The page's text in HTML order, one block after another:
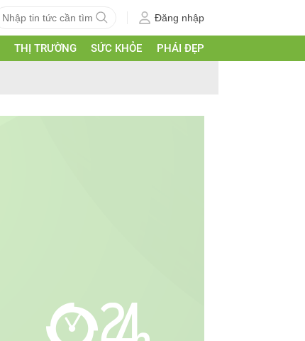
Đăng nhập
THỊ TRƯỜNG SỨC KHỎE PHÁI ĐẸP